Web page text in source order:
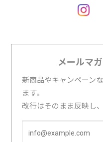
メールマ
新商品やキャンペーン
ます。
改行はそのまま反映し